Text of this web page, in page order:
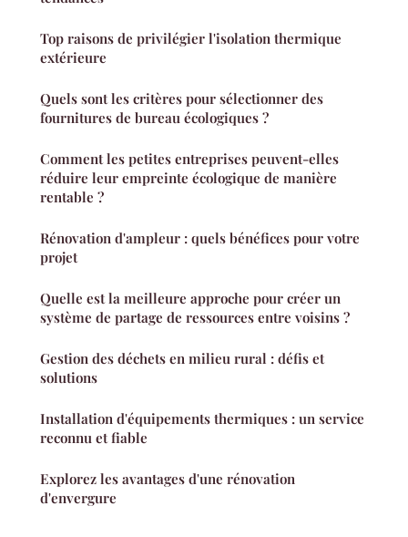
Top raisons de privilégier l'isolation thermique
extérieure
Quels sont les critères pour sélectionner des
fournitures de bureau écologiques ?
Comment les petites entreprises peuvent-elles
réduire leur empreinte écologique de manière
rentable ?
Rénovation d'ampleur : quels bénéfices pour votre
projet
Quelle est la meilleure approche pour créer un
système de partage de ressources entre voisins ?
Gestion des déchets en milieu rural : défis et
solutions
Installation d'équipements thermiques : un service
reconnu et fiable
Explorez les avantages d'une rénovation
d'envergure